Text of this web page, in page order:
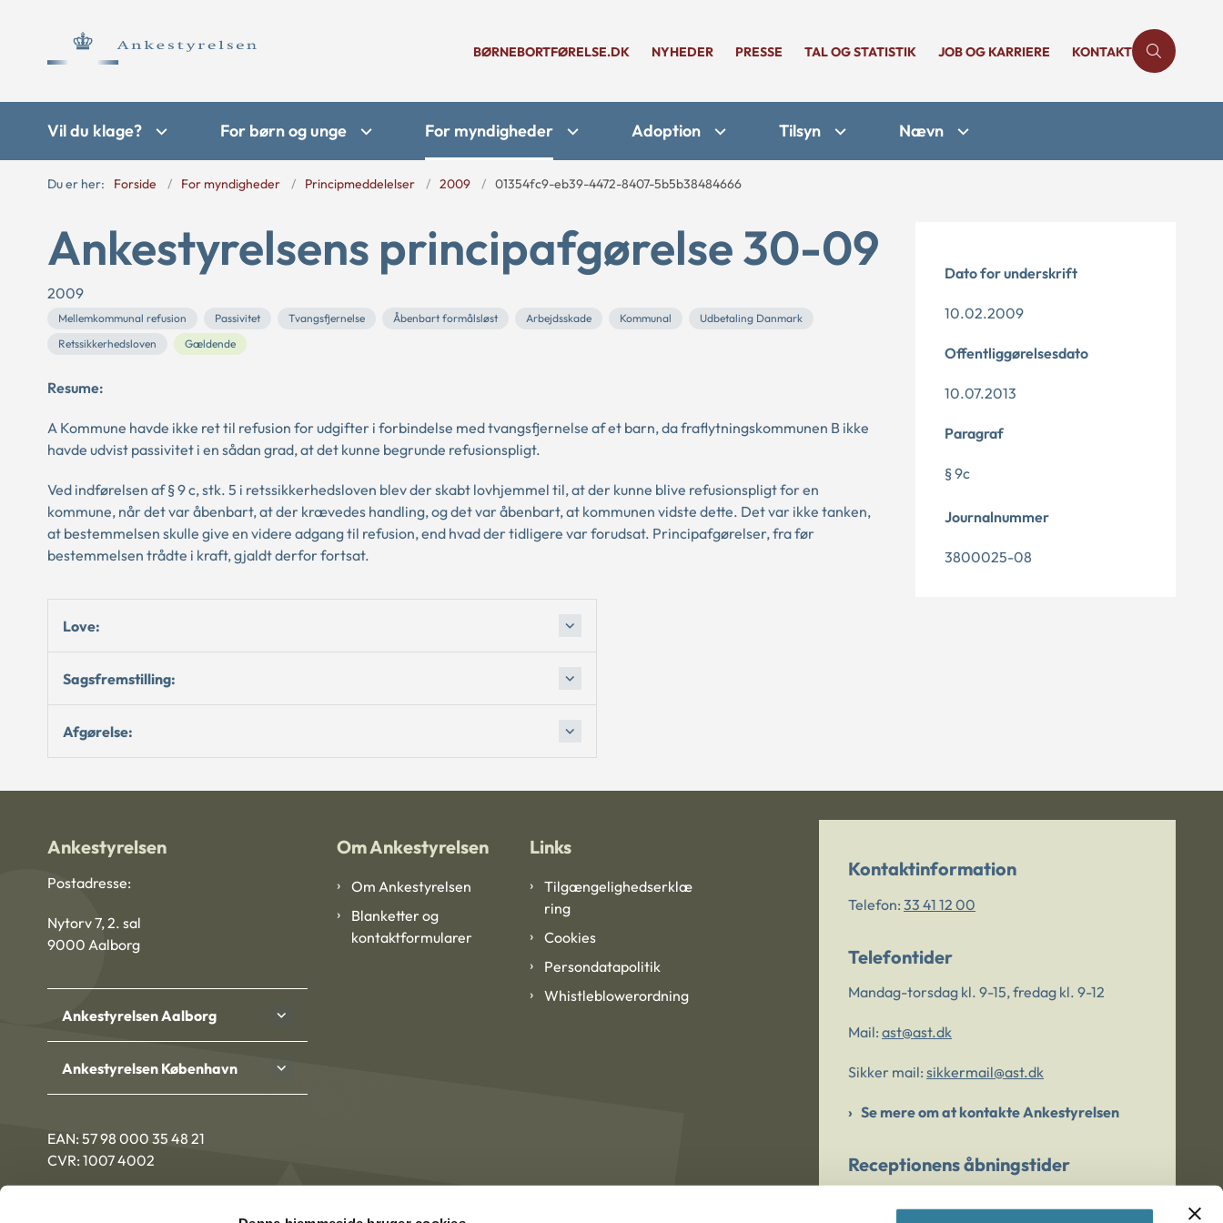
BØRNEBORTFØRELSE.DK NYHEDER PRESSE TAL OG STATISTIK JOB OG KARRIERE KONTAKT
Vil du klage? For børn og unge For myndigheder Adoption Tilsyn Nævn
Du er her: Forside For myndigheder Principmeddelelser 2009 01354fc9-eb39-4472-8407-5b5b38484666
Ankestyrelsens principafgørelse 30-09
2009
Mellemkommunal refusion Passivitet Tvangsfjernelse Åbenbart formålsløst Arbejdsskade Kommunal
Udbetaling Danmark
Retssikkerhedsloven
Gældende
Resume:
A Kommune havde ikke ret til refusion for udgifter i forbindelse med tvangsfjernelse af et barn, da fraflytningskommunen B ikke
havde udvist passivitet i en sådan grad, at det kunne begrunde refusionspligt.
Ved indførelsen af § 9 c, stk. 5 i retssikkerhedsloven blev der skabt lovhjemmel til, at der kunne blive refusionspligt for en
kommune, når det var åbenbart, at der krævedes handling, og det var åbenbart, at kommunen vidste dette. Det var ikke tanken,
at bestemmelsen skulle give en videre adgang til refusion, end hvad der tidligere var forudsat. Principafgørelser, fra før
bestemmelsen trådte i kraft, gjaldt derfor fortsat.
Love:
Sagsfremstilling:
Afgørelse:
Dato for underskrift
10.02.2009
Offentliggørelsesdato
10.07.2013
Paragraf
§ 9c
Journalnummer
3800025-08
Ankestyrelsen
Postadresse:
Nytorv 7, 2. sal
9000 Aalborg
Ankestyrelsen Aalborg
Ankestyrelsen København
EAN: 57 98 000 35 48 21
CVR: 1007 4002
Om Ankestyrelsen
Om Ankestyrelsen
Blanketter og
kontaktformularer
Links
Tilgængelighedserklæ
ring
Cookies
Persondatapolitik
Whistleblowerordning
Kontaktinformation
Telefon: 33 41 12 00
Telefontider
Mandag-torsdag kl. 9-15, fredag kl. 9-12
Mail: ast@ast.dk
Sikker mail: sikkermail@ast.dk
Se mere om at kontakte Ankestyrelsen
Receptionens åbningstider